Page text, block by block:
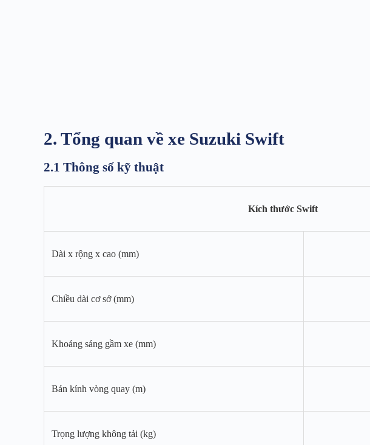
2. Tổng quan về xe Suzuki Swift
2.1 Thông số kỹ thuật
Kích thước Swift
Dài x rộng x cao (mm)
Chiều dài cơ sở (mm)
Khoảng sáng gầm xe (mm)
Bán kính vòng quay (m)
Trọng lượng không tải (kg)